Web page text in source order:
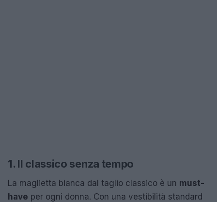
1. Il classico senza tempo
La maglietta bianca dal taglio classico è un must-
have per ogni donna. Con una vestibilità standard